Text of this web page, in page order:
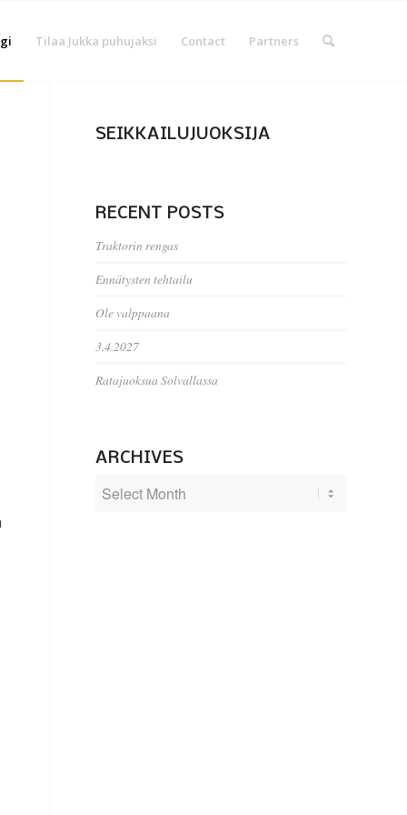
Tilaa Jukka puhujaksi Contact Partners
SEIKKAILUJUOKSIJA
RECENT POSTS
Traktorin rengas
Ennätysten tehtailu
Ole valppaana
3.4.2027
Ratajuoksua Solvallassa
ARCHIVES